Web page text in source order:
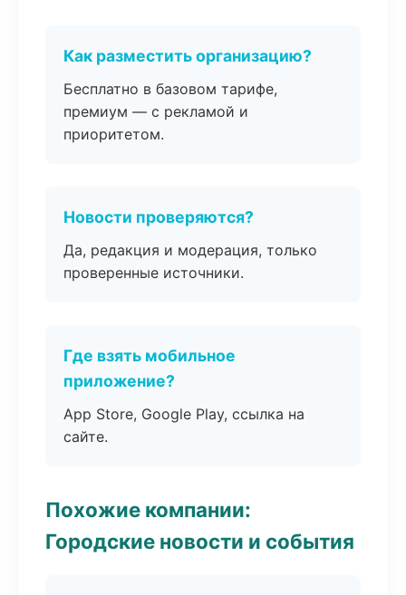
Как разместить организацию?
Бесплатно в базовом тарифе,
премиум — с рекламой и
приоритетом.
Новости проверяются?
Да, редакция и модерация, только
проверенные источники.
Где взять мобильное
приложение?
App Store, Google Play, ссылка на
сайте.
Похожие компании:
Городские новости и события